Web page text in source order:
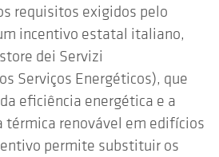
requisitos exigidos pelo
incentivo estatal italiano,
dei Servizi
Serviços Energéticos), que
eficiência energética e a
térmica renovável em edifícios
permite substituir os